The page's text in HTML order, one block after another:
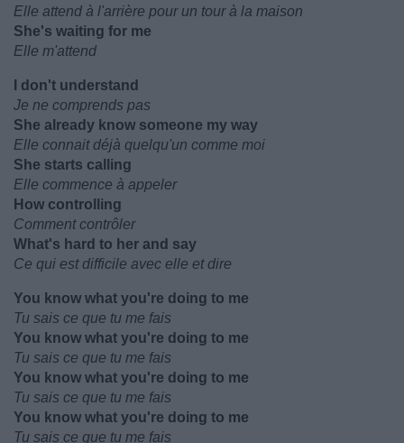
Elle attend à l'arrière pour un tour à la maison
She's waiting for me
Elle m'attend
I don't understand
Je ne comprends pas
She already know someone my way
Elle connait déjà quelqu'un comme moi
She starts calling
Elle commence à appeler
How controlling
Comment contrôler
What's hard to her and say
Ce qui est difficile avec elle et dire
You know what you're doing to me
Tu sais ce que tu me fais
You know what you're doing to me
Tu sais ce que tu me fais
You know what you're doing to me
Tu sais ce que tu me fais
You know what you're doing to me
Tu sais ce que tu me fais